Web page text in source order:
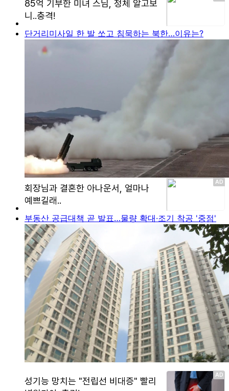
단거리미사일 한 발 쏘고 침묵하는 북한…이유는?
부동산 공급대책 곧 발표…물량 확대·조기 착공 '중점'